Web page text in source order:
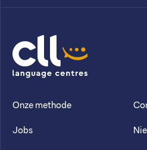
CLL
Onze methode
Jobs